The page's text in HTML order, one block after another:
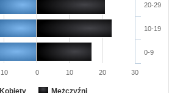
Kobiety Mężczyźni
0-9
10-19
20-29
10 0 10 20 30